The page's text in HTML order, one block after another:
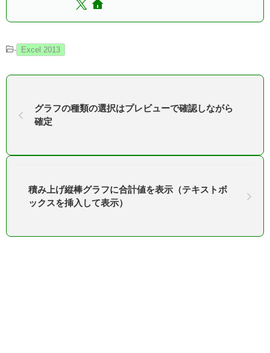
- Excel 2013
グラフの種類の選択はプレビューで確認しながら
確定
積み上げ縦棒グラフに合計値を表示（テキストボ
ックスを挿入して表示）